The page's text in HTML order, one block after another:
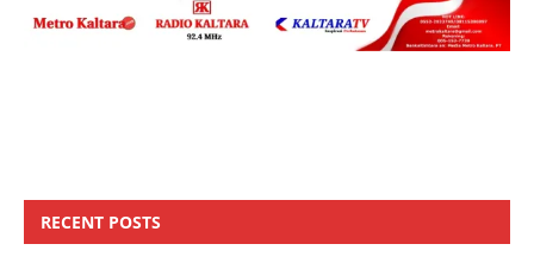
RECENT POSTS